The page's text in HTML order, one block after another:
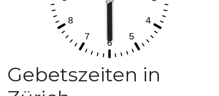
Gebetszeiten in